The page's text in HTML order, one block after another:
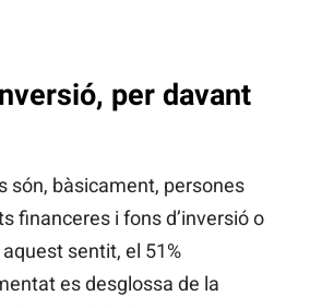
per davant
són, bàsicament, persones
financeres i fons d’inversió o
aquest sentit, el 51%
es desglossa de la